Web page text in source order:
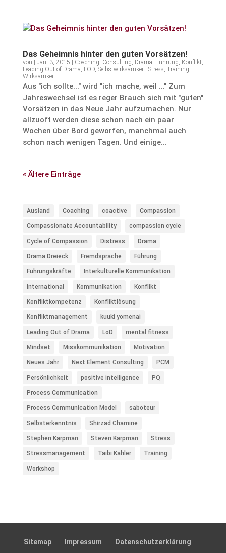
Das Geheimnis hinter den guten Vorsätzen!
von Jan. 3, 2015 Coaching, Consulting, Drama, Führung, Konflikt,
Leading Out of Drama, LOD, Selbstwirksamkeit, Stress, Training,
Wirksamkeit
Aus "ich sollte..." wird "ich mache, weil ..." Zum
Jahreswechsel ist es reger Brauch sich mit "guten"
Vorsätzen in das Neue Jahr aufzumachen. Nur
allzuoft werden diese schon nach ein paar
Wochen über Bord geworfen, manchmal auch
schon nach wenigen Tagen. Und einige...
« Ältere Einträge
Ausland Coaching coactive Compassion
Compassionate Accountability compassion cycle
Cycle of Compassion Distress Drama
Drama Dreieck Fremdsprache Führung
Führungskräfte Interkulturelle Kommunikation
International Kommunikation Konflikt
Konfliktkompetenz Konfliktlösung
Konfliktmanagement kuuki yomenai
Leading Out of Drama LoD mental fitness
Mindset Misskommunikation Motivation
Neues Jahr Next Element Consulting PCM
Persönlichkeit positive intelligence PQ
Process Communication
Process Communication Model saboteur
Selbsterkenntnis Shirzad Chamine
Stephen Karpman Steven Karpman Stress
Stressmanagement Taibi Kahler Training
Workshop
Sitemap Impressum Daten­schutz­er­klä­rung